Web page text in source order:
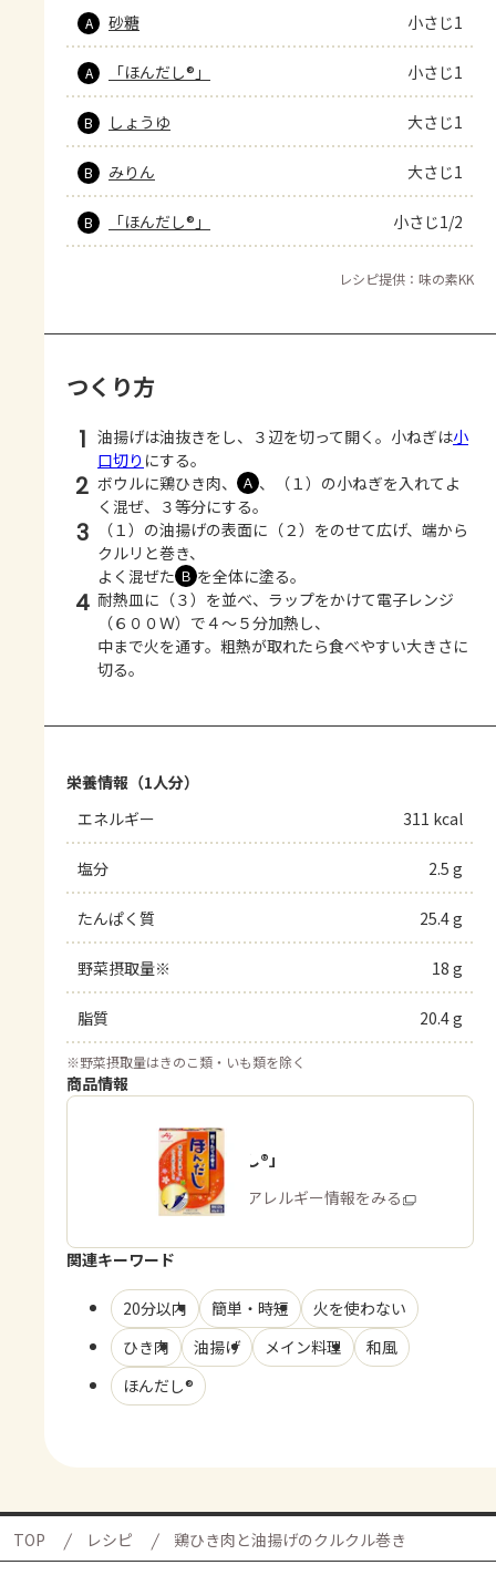
A 砂糖 小さじ1
A 「ほんだし®」 小さじ1
B しょうゆ 大さじ1
B みりん 大さじ1
B 「ほんだし®」 小さじ1/2
レシピ提供：味の素KK
つくり方
1 油揚げは油抜きをし、３辺を切って開く。小ねぎは小
口切り にする。
2 ボウルに鶏ひき肉、 Ａ 、（１）の小ねぎを入れてよ
く混ぜ、３等分にする。
3
（１）の油揚げの表面に（２）をのせて広げ、端から
クルリと巻き、
よく混ぜた Ｂ を全体に塗る。
4 耐熱皿に（３）を並べ、ラップをかけて電子レンジ
（６００Ｗ）で４～５分加熱し、
中まで火を通す。粗熱が取れたら食べやすい大きさに
切る。
栄養情報（1人分）
エネルギー
311 kcal
塩分 2.5 g
たんぱく質 25.4 g
野菜摂取量※ 18 g
脂質 20.4 g
※野菜摂取量はきのこ類・いも類を除く
商品情報
「ほんだし®」
商品・アレルギー情報をみる
関連キーワード
20分以内 簡単・時短
火を使わない
ひき肉
油揚げ メイン料理
和風
ほんだし®
TOP レシピ 鶏ひき肉と油揚げのクルクル巻き